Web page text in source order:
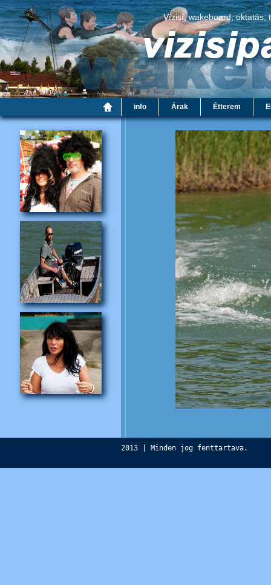
Vízisí, wakeboard, oktatás,
info Árak Étterem
2013 | Minden jog fenttartava.